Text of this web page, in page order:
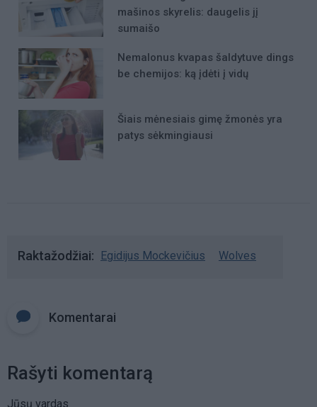
mašinos skyrelis: daugelis jį
sumaišo
Nemalonus kvapas šaldytuve dings
be chemijos: ką įdėti į vidų
Šiais mėnesiais gimę žmonės yra
patys sėkmingiausi
Raktažodžiai Egidijus Mockevičius Wolves
Komentarai
Rašyti komentarą
Jūsų vardas